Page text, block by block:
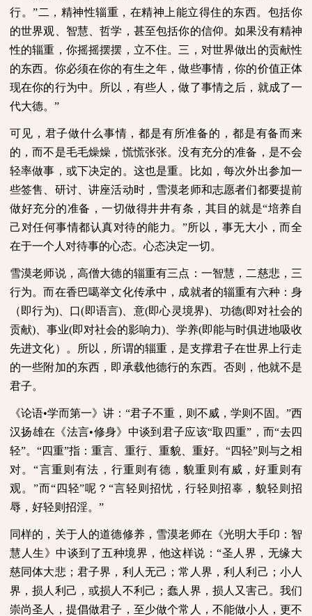
行。”二，精神性辎重，在精神上能立得住的东西。包括你
的世界观、智慧、哲学，甚至包括你的信仰。如果没有精神
性的辎重，你摇摇摆摆，立不住。三，对世界做出的贡献性
的东西。你必须在你的有生之年，做些事情，你的价值正体
现在你的行为中。所以，有些人，做了事情之后，就成了一
代大德。”
可见，君子做什么事情，都是有所准备的，都是有备而来
的，而不是毛毛燥燥，慌慌张张。没有充分的准备，是不会
轻率做事，或下决定的。这也是重。比如，每次外出参加一
些签售、研讨、讲座活动时，雪漠老师和志愿者们都要提前
做好充分的准备，一切做得井井有条，其目的就是“培养自
己对任何事情都认真对待的能力。”所以，事无大小，而全
在于一个人对待事的心态。心态决定一切。
雪漠老师说，高僧大德的辎重有三点：一智慧，二慈悲，三
行为。而在香巴噶举文化传承中，成就者的辎重有六种：身
（即行为)、口(即语言) 、意(即心灵境界) 、功德(即对社会的
贡献) 、事业(即对社会的影响力) 、学养(即能与时俱进地吸收
先进文化）。所以，所谓的辎重，是支撑君子在世界上行走
的一些附加的东西，即承载他德行的东西。否则，他就不是
君子。
《论语•学而第一》讲：“君子不重，则不威，学则不固。”西
汉扬雄在《法言•修身》中谈到君子应该“取四重”，而“去四
轻”。“四重”指：重言、重行、重貌、重好。“四轻”则与之相
对。“言重则有法，行重则有德，貌重则有威，好重则有
观。”而“四轻”呢？“言轻则招忧，行轻则招辜，貌轻则招
辱，好轻则招淫。”
同样的，关于人的道德修养，雪漠老师在《光明大手印：智
慧人生》中谈到了五种境界，他这样说：“圣人界，无缘大
慈同体大悲；君子界，利人无己；常人界，利人利己；小人
界，损人利己，或损人不利己；蠢人界，损人又害己。我们
崇尚圣人，提倡做君子，至少做个常人，不能做小人，更不